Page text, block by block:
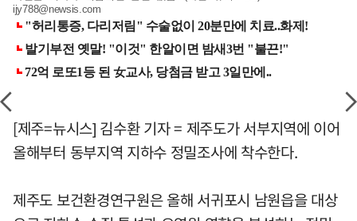
ijy788@newsis.com
[제주=뉴시스] 김수환 기자 = 제주도가 서부지역에 이어
올해부터 동부지역 지하수 정밀조사에 착수한다.
제주도 보건환경연구원은 올해 서귀포시 남원읍을 대상